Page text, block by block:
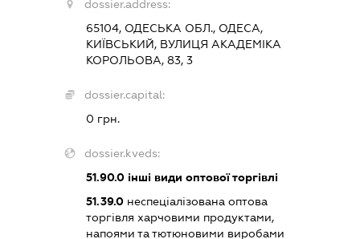
dossier.address:
65104, ОДЕСЬКА ОБЛ., ОДЕСА,
КИЇВСЬКИЙ, ВУЛИЦЯ АКАДЕМІКА
КОРОЛЬОВА, 83, 3
dossier.capital:
0 грн.
dossier.kveds:
51.90.0 інші види оптової торгівлі
51.39.0 неспеціалізована оптова
торгівля харчовими продуктами,
напоями та тютюновими виробами